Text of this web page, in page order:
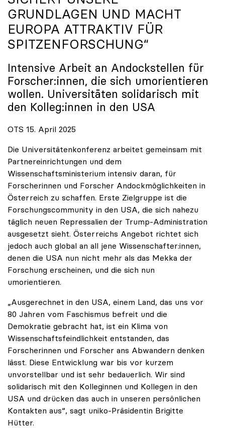
GRUNDLAGEN UND MACHT
EUROPA ATTRAKTIV FÜR
SPITZENFORSCHUNG“
Intensive Arbeit an Andockstellen für
Forscher:innen, die sich umorientieren
wollen. Universitäten solidarisch mit
den Kolleg:innen in den USA
OTS 15. April 2025
Die Universitätenkonferenz arbeitet gemeinsam mit
Partnereinrichtungen und dem
Wissenschaftsministerium intensiv daran, für
Forscherinnen und Forscher Andockmöglichkeiten in
Österreich zu schaffen. Erste Zielgruppe ist die
Forschungscommunity in den USA, die sich nahezu
täglich neuen Repressalien der Trump-Administration
ausgesetzt sieht. Österreichs Angebot richtet sich
jedoch auch global an all jene Wissenschafter:innen,
denen die USA nun nicht mehr als das Mekka der
Forschung erscheinen, und die sich nun
umorientieren.
„Ausgerechnet in den USA, einem Land, das uns vor
80 Jahren vom Faschismus befreit und die
Demokratie gebracht hat, ist ein Klima von
Wissenschaftsfeindlichkeit entstanden, das
Forscherinnen und Forscher ans Abwandern denken
lässt. Diese Entwicklung war bis vor kurzem
unvorstellbar und ist sehr bedauerlich. Wir sind
solidarisch mit den Kolleginnen und Kollegen in den
USA und drücken das auch in unseren persönlichen
Kontakten aus“, sagt uniko-Präsidentin Brigitte
Hütter.